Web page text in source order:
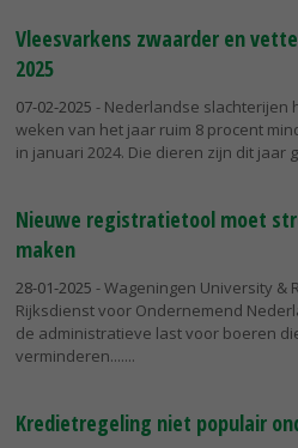
Vleesvarkens zwaarder en
2025
07-02-2025 - Nederlandse slachterijen
weken van het jaar ruim 8 procent
in januari 2024. Die dieren zijn dit jaar
Nieuwe registratietool moet
maken
28-01-2025 - Wageningen University &
Rijksdienst voor Ondernemend
de administratieve last voor boeren
verminderen....
Kredietregeling niet populair